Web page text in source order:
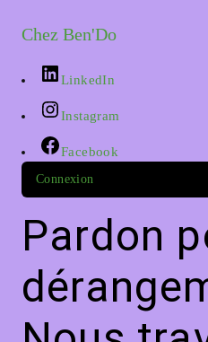
Chez Ben'Do
LinkedIn
Instagram
Facebook
Connexion
Pardon